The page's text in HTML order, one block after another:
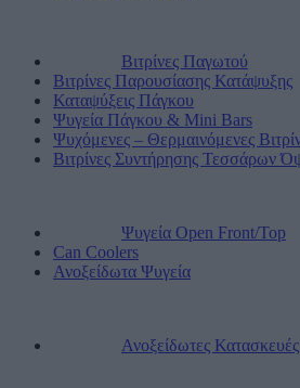
Βιτρίνες Παγωτού
Βιτρίνες Παρουσίασης Κατάψυξης
Καταψύξεις Πάγκου
Ψυγεία Πάγκου & Mini Bars
Ψυχόμενες – Θερμαινόμενες
Βιτρίνες Συντήρησης Τεσσάρων
Ψυγεία Open Front/Top
Can Coolers
Ανοξείδωτα Ψυγεία
Ανοξείδωτες Κατασκευές